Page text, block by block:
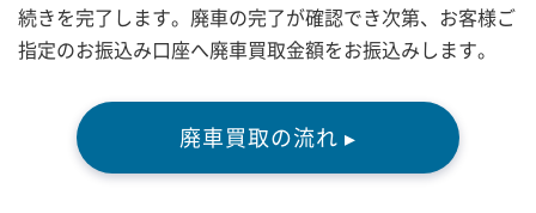
続きを完了します。廃車の完了が確認でき次第、お客様ご
指定のお振込み口座へ廃車買取金額をお振込みします。
廃車買取の流れ ▸